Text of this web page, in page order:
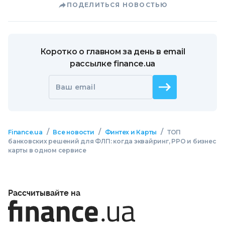
ПОДЕЛИТЬСЯ НОВОСТЬЮ
Коротко о главном за день в email
рассылке finance.ua
Ваш email
Finance.ua / Все новости / Финтех и Карты / ТОП
банковских решений для ФЛП: когда эквайринг, РРО и бизнес
карты в одном сервисе
Рассчитывайте на